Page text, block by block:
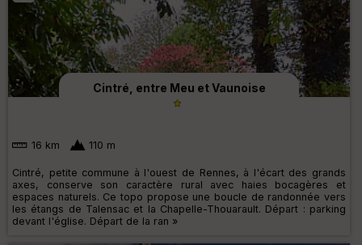
Cintré, entre Meu et Vaunoise
16 km 110 m
Cintré, petite commune à l'ouest de Rennes, à l'écart des grands
axes, conserve son caractère rural avec haies bocagères et
espaces naturels. Ce topo propose une boucle de randonnée vers
les étangs de Talensac et la Chapelle-Thouarault. Départ : parking
devant l'église. Départ de la ran »